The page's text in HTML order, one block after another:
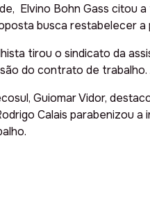
Elvino Bohn Gass citou
busca restabelecer
tirou o sindicato da
do contrato de
Guiomar Vidor,
Calais parabenizou